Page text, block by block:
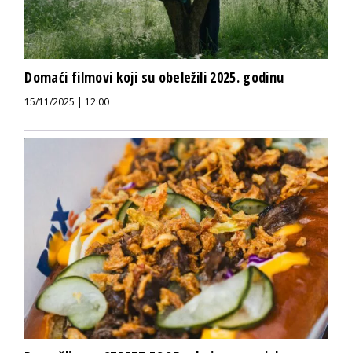
Domaći filmovi koji su obeležili 2025. godinu
15/11/2025 | 12:00